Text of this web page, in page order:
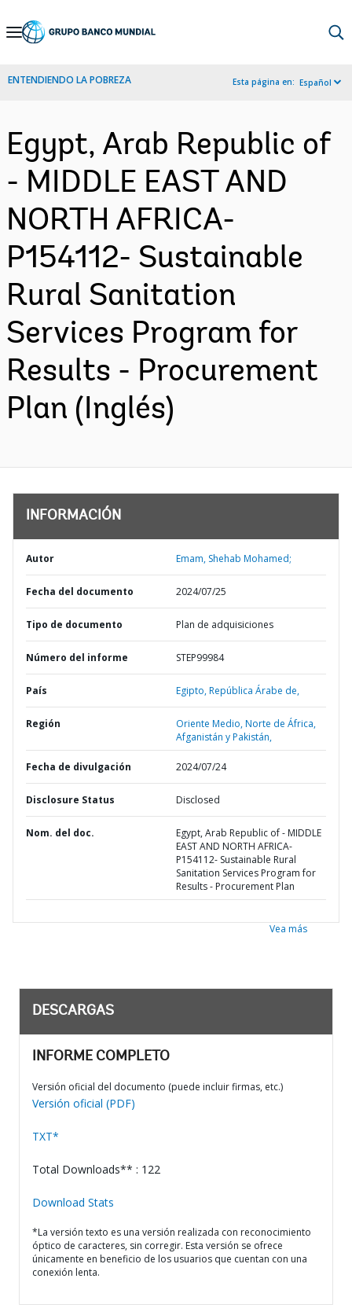
Skip
Navigation
ENTENDIENDO LA POBREZA Esta página en: Español
Egypt, Arab Republic of
- MIDDLE EAST AND
NORTH AFRICA-
P154112- Sustainable
Rural Sanitation
Services Program for
Results - Procurement
Plan (Inglés)
INFORMACIÓN
Autor Emam, Shehab Mohamed;
Fecha del documento 2024/07/25
Tipo de documento Plan de adquisiciones
Número del informe STEP99984
País Egipto,República Árabe de,
Región
Oriente Medio, Norte de África,
Afganistán y Pakistán,
Fecha de divulgación 2024/07/24
Disclosure Status Disclosed
Nom. del doc.
Egypt, Arab Republic of - MIDDLE
EAST AND NORTH AFRICA-
P154112- Sustainable Rural
Sanitation Services Program for
Results - Procurement Plan
Vea más
DESCARGAS
INFORME COMPLETO
Versión oficial del documento (puede incluir firmas, etc.)
Versión oficial (PDF)
TXT*
Total Downloads** : 122
Download Stats
*La versión texto es una versión realizada con reconocimiento
óptico de caracteres, sin corregir. Esta versión se ofrece
únicamente en beneficio de los usuarios que cuentan con una
conexión lenta.